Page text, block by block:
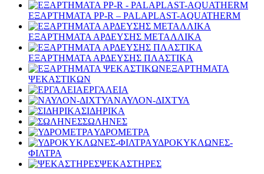
ΕΞΑΡΤΗΜΑΤΑ PP-R – PALAPLAST-AQUATHERM
ΕΞΑΡΤΗΜΑΤΑ ΑΡΔΕΥΣΗΣ ΜΕΤΑΛΛΙΚΑ
ΕΞΑΡΤΗΜΑΤΑ ΑΡΔΕΥΣΗΣ ΠΛΑΣΤΙΚΑ
ΕΞΑΡΤΗΜΑΤΑ
ΨΕΚΑΣΤΙΚΩΝ
ΕΡΓΑΛΕΙΑ
ΝΑΥΛΟΝ-ΔΙΧΤΥΑ
ΣΙΔΗΡΙΚΑ
ΣΩΛΗΝΕΣ
ΥΔΡΟΜΕΤΡΑ
ΥΔΡΟΚΥΚΛΩΝΕΣ-
ΦΙΛΤΡΑ
ΨΕΚΑΣΤΗΡΕΣ